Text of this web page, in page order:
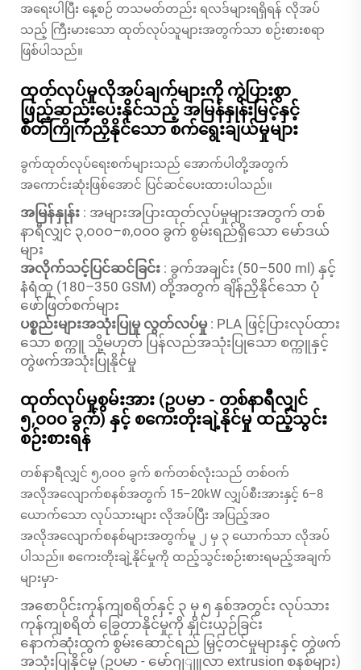
အရေးပါပြီး နေ့စဉ် တသမတ်တည်း ရလဒ်များရရှိရန် လိုအပ်
သည့် ကြီးမားသော ထုတ်လုပ်သူများအတွက်သာ စဉ်းစားစရာ
ဖြစ်ပါသည်။
ထုတ်လုပ်မှုလိုအပ်ချက်များကို ကွဲပြားစွာ
ဖြည့်ဆည်းပေးနိုင်သည့် အမြန်နှုန်းမြင့်နှင့်
စိတ်ကြိုက်ညှိနိုင်သော စက်ရွေးချယ်မှုများ
ခွက်ထုတ်လုပ်ရေးစက်များသည် အောက်ပါတို့အတွက်
အကောင်းဆုံးဖြစ်အောင် ပြင်ဆင်ပေးထားပါသည်။
အမြန်နှုန်း : အများအပြားထုတ်လုပ်မှုများအတွက် တစ်
နာရီလျှင် ၃,၀၀၀–၈,၀၀၀ ခွက် စွမ်းရည်ရှိသော မော်ဒယ်
များ
အလိုက်သင့်ပြင်ဆင်ခြင်း : ခွက်အချင်း (50–500 ml) နှင့်
နံရံထူ (180–350 GSM) တို့အတွက် ချိန်ညှိနိုင်သော ပုံ
ဖော်ဖြတ်စက်များ
ပစ္စည်းများအသုံးပြုမှု လွတ်လပ်မှု : PLA ဖြင့်ပြားလုပ်ထား
သော စက္ကူ သို့မဟုတ် ပြန်လည်အသုံးပြုသော စက္ကူနှင့်
တွဲဖက်အသုံးပြုနိုင်မှု
ထုတ်လုပ်မှုစွမ်းအား (ဥပမာ - တစ်နာရီလျှင်
၅,၀၀၀ ခွက်) နှင့် စကေးတိုးချဲ့နိုင်မှု ထည့်သွင်း
စဉ်းစားရန်
တစ်နာရီလျှင် ၅,၀၀၀ ခွက် စက်တစ်လုံးသည် တစ်ဝက်
အလိုအလျောက်စနစ်အတွက် 15–20kW လျှပ်စီးအားနှင့် 6–8
ယောက်သော လုပ်သားများ လိုအပ်ပြီး အပြည့်အဝ
အလိုအလျောက်စနစ်များအတွက်မူ ၂ မှ ၃ ယောက်သာ လိုအပ်
ပါသည်။ စကေးတိုးချဲ့နိုင်မှုကို ထည့်သွင်းစဉ်းစားရမည့်အချက်
များမှာ-
အစောပိုင်းကုန်ကျစရိတ်နှင့် ၃ မှ ၅ နှစ်အတွင်း လုပ်သား
ကုန်ကျစရိတ် ခြွေတာနိုင်မှုကို နှိုင်းယှဉ်ခြင်း
နောက်ဆုံးထွက် စွမ်းဆောင်ရည် မြှင့်တင်မှုများနှင့် တွဲဖက်
အသုံးပြုနိုင်မှု (ဥပမာ - မော်ဂျျူလာ extrusion စနစ်များ)